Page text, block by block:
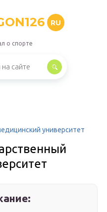
RU
о спорте
университет